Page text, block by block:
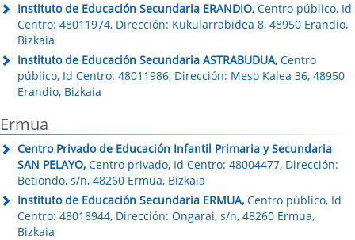
Instituto de Educación Secundaria ERANDIO, Centro público, Id
Centro: 48011974, Dirección: Kukularrabidea 8, 48950 Erandio,
Bizkaia
Instituto de Educación Secundaria ASTRABUDUA, Centro
público, Id Centro: 48011986, Dirección: Meso Kalea 36, 48950
Erandio, Bizkaia
Ermua
Centro Privado de Educación Infantil Primaria y Secundaria
SAN PELAYO, Centro privado, Id Centro: 48004477, Dirección:
Betiondo, s/n, 48260 Ermua, Bizkaia
Instituto de Educación Secundaria ERMUA, Centro público, Id
Centro: 48018944, Dirección: Ongarai, s/n, 48260 Ermua,
Bizkaia